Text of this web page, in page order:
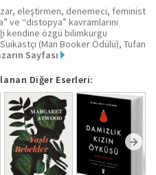
eleştirmen, denemeci, feminist
ve “distopya” kavramlarını
kendine özgü bilimkurgu
(Man Booker Ödülü), Tufan
Sayfası
Diğer Eserleri: